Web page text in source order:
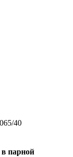
парной